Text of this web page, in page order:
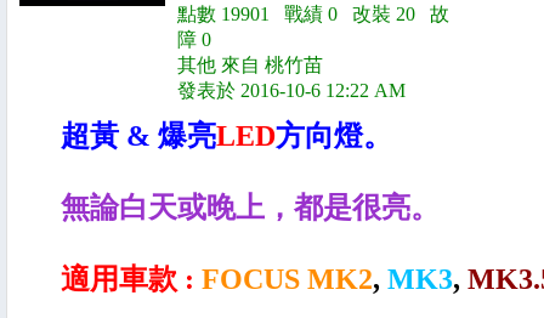
點數 19901 戰績 0 改裝 20 故
障 0
其他 來自 桃竹苗
發表於 2016-10-6 12:22 AM
超黃 & 爆亮LED方向燈。
無論白天或晚上，都是很亮。
適用車款 : FOCUS MK2, MK3,